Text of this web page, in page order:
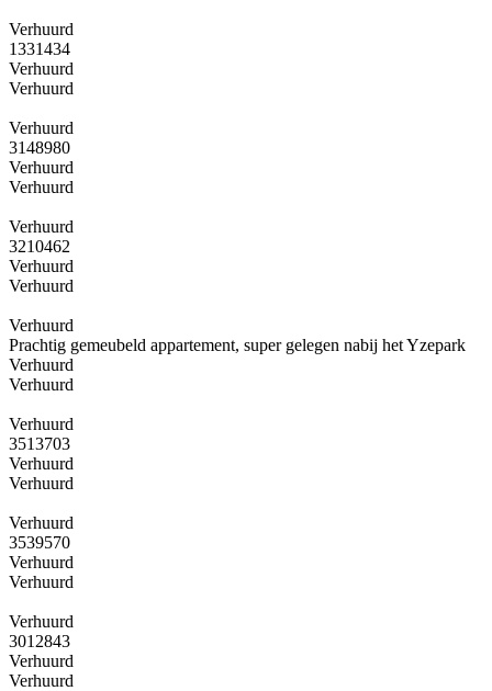
Verhuurd
1331434
Verhuurd
Verhuurd
Verhuurd
3148980
Verhuurd
Verhuurd
Verhuurd
3210462
Verhuurd
Verhuurd
Verhuurd
Prachtig gemeubeld appartement, super gelegen nabij het Yzepark
Verhuurd
Verhuurd
Verhuurd
3513703
Verhuurd
Verhuurd
Verhuurd
3539570
Verhuurd
Verhuurd
Verhuurd
3012843
Verhuurd
Verhuurd